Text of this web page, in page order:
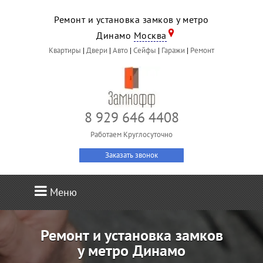
Ремонт и установка замков у метро
Динамо Москва
Квартиры | Двери | Авто | Сейфы | Гаражи | Ремонт
8 929 646 4408
Работаем Круглосуточно
Заказать звонок
Меню
Ремонт и установка замков
у метро Динамо